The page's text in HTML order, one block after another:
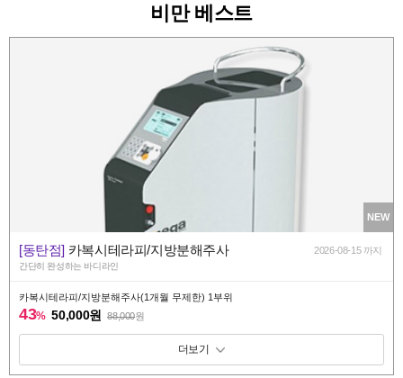
비만 베스트
NEW
[동탄점] 카복시테라피/지방분해주사 2026-08-15 까지
간단히 완성하는 바디라인
카복시테라피/지방분해주사(1개월 무제한) 1부위
43% 50,000원 88,000원
패키지 보기 토글